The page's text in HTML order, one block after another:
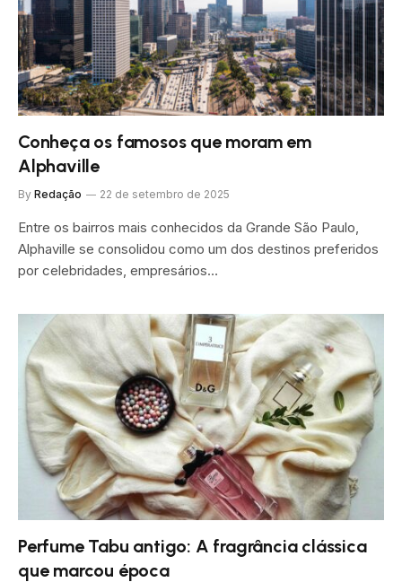
Conheça os famosos que moram em
Alphaville
By Redação 22 de setembro de 2025
Entre os bairros mais conhecidos da Grande São Paulo,
Alphaville se consolidou como um dos destinos preferidos
por celebridades, empresários…
Perfume Tabu antigo: A fragrância clássica
que marcou época